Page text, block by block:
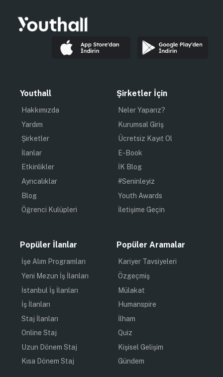
Youthall
Hakkımızda
Yardım
Şirketler
İlanlar
Etkinlikler
Ayrıcalıklar
Blog
Öğrenci Kulüpleri
Şirketler İçin
Neler Yaparız?
Kurumsal Giriş
Ücretsiz Kayıt Ol
E-Book
İK Blog
#Seninleyiz
Youth Awards
İletişime Geçin
Popüler İlanlar
İşe Alım Programları
Yeni Mezun İş İlanları
İstanbul İş İlanları
İş İlanları
Staj İlanları
Online Staj
Uzun Dönem Staj
Kısa Dönem Staj
Popüler Aramalar
Kariyer Tavsiyeleri
Özgeçmiş
Mülakat
Humanspire
İlham
Quiz
Kişisel Gelişim
Gündem